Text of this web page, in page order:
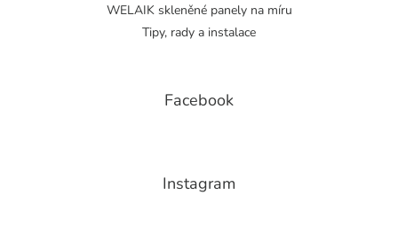
WELAIK skleněné panely na míru
Tipy, rady a instalace
Facebook
Instagram